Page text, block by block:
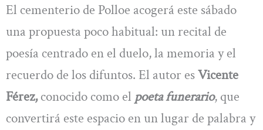
El cementerio de Polloe acogerá este sábado
una propuesta poco habitual: un recital de
poesía centrado en el duelo, la memoria y el
recuerdo de los difuntos. El autor esVicente
Férez,conocido como el poeta funerario, que
convertirá este espacio en un lugar de palabra y